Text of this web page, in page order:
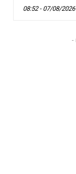
08:52 - 07/08/2026
-